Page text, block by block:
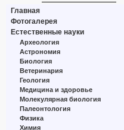
Главная
Фотогалерея
Естественные науки
Археология
Астрономия
Биология
Ветеринария
Геология
Медицина и здоровье
Молекулярная биология
Палеонтология
Физика
Химия